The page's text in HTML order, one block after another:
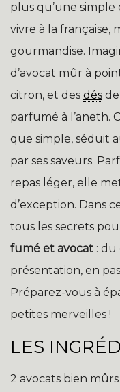
plus qu’une simple
vivre à la
gourmandise.
d’avocat mûr à
citron, et des dés
parfumé à l’aneth.
que simple, séduit
par ses saveurs.
repas léger, elle
d’exception. Dans
tous les secrets
fumé et avocat : du
présentation, en
Préparez-vous à
petites merveilles !
LES
2 avocats bien mûrs